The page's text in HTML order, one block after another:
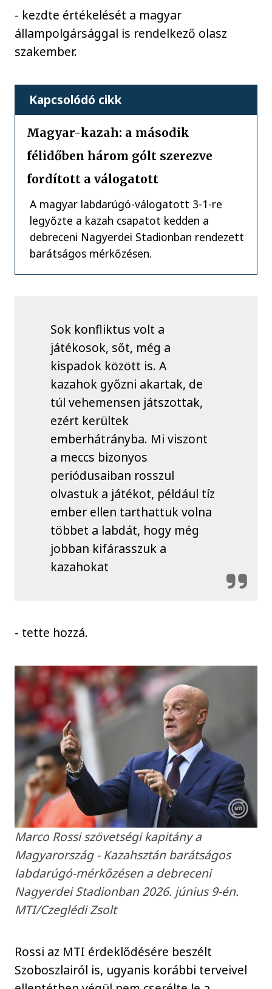
- kezdte értékelését a magyar
állampolgársággal is rendelkező olasz
szakember.
Kapcsolódó cikk
Magyar-kazah: a második
félidőben három gólt szerezve
fordított a válogatott
A magyar labdarúgó-válogatott 3-1-re
legyőzte a kazah csapatot kedden a
debreceni Nagyerdei Stadionban rendezett
barátságos mérkőzésen.
Sok konfliktus volt a
játékosok, sőt, még a
kispadok között is. A
kazahok győzni akartak, de
túl vehemensen játszottak,
ezért kerültek
emberhátrányba. Mi viszont
a meccs bizonyos
periódusaiban rosszul
olvastuk a játékot, például tíz
ember ellen tarthattuk volna
többet a labdát, hogy még
jobban kifárasszuk a
kazahokat
- tette hozzá.
Marco Rossi szövetségi kapitány a
Magyarország - Kazahsztán barátságos
labdarúgó-mérkőzésen a debreceni
Nagyerdei Stadionban 2026. június 9-én.
MTI/Czeglédi Zsolt
Rossi az MTI érdeklődésére beszélt
Szoboszlairól is, ugyanis korábbi terveivel